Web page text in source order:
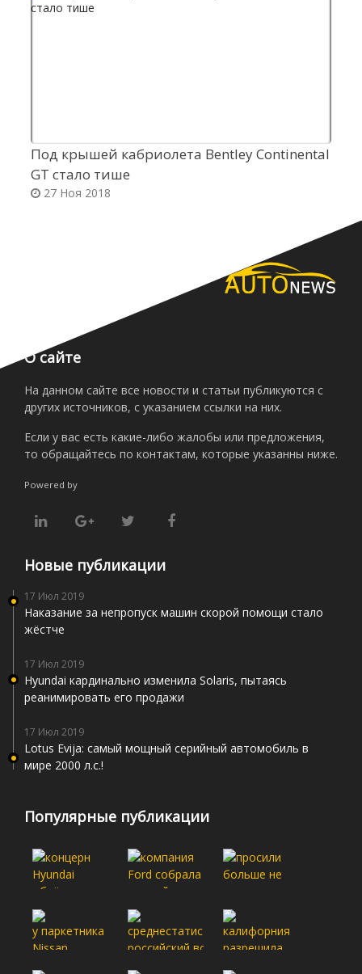
Под крышей кабриолета Bentley Continental
GT стало тише
27 Ноя 2018
О сайте
На данном сайте все новости и статьи публикуются с
других источников, с указанием ссылки на них.
Если у вас есть какие-либо жалобы или предложения,
то обращайтесь по контактам, которые указанны ниже.
Powered by
Новые публикации
17 Июл 2019
Наказание за непропуск машин скорой помощи стало
жёстче
17 Июл 2019
Hyundai кардинально изменила Solaris, пытаясь
реанимировать его продажи
17 Июл 2019
Lotus Evija: самый мощный серийный автомобиль в
мире 2000 л.с.!
Популярные публикации